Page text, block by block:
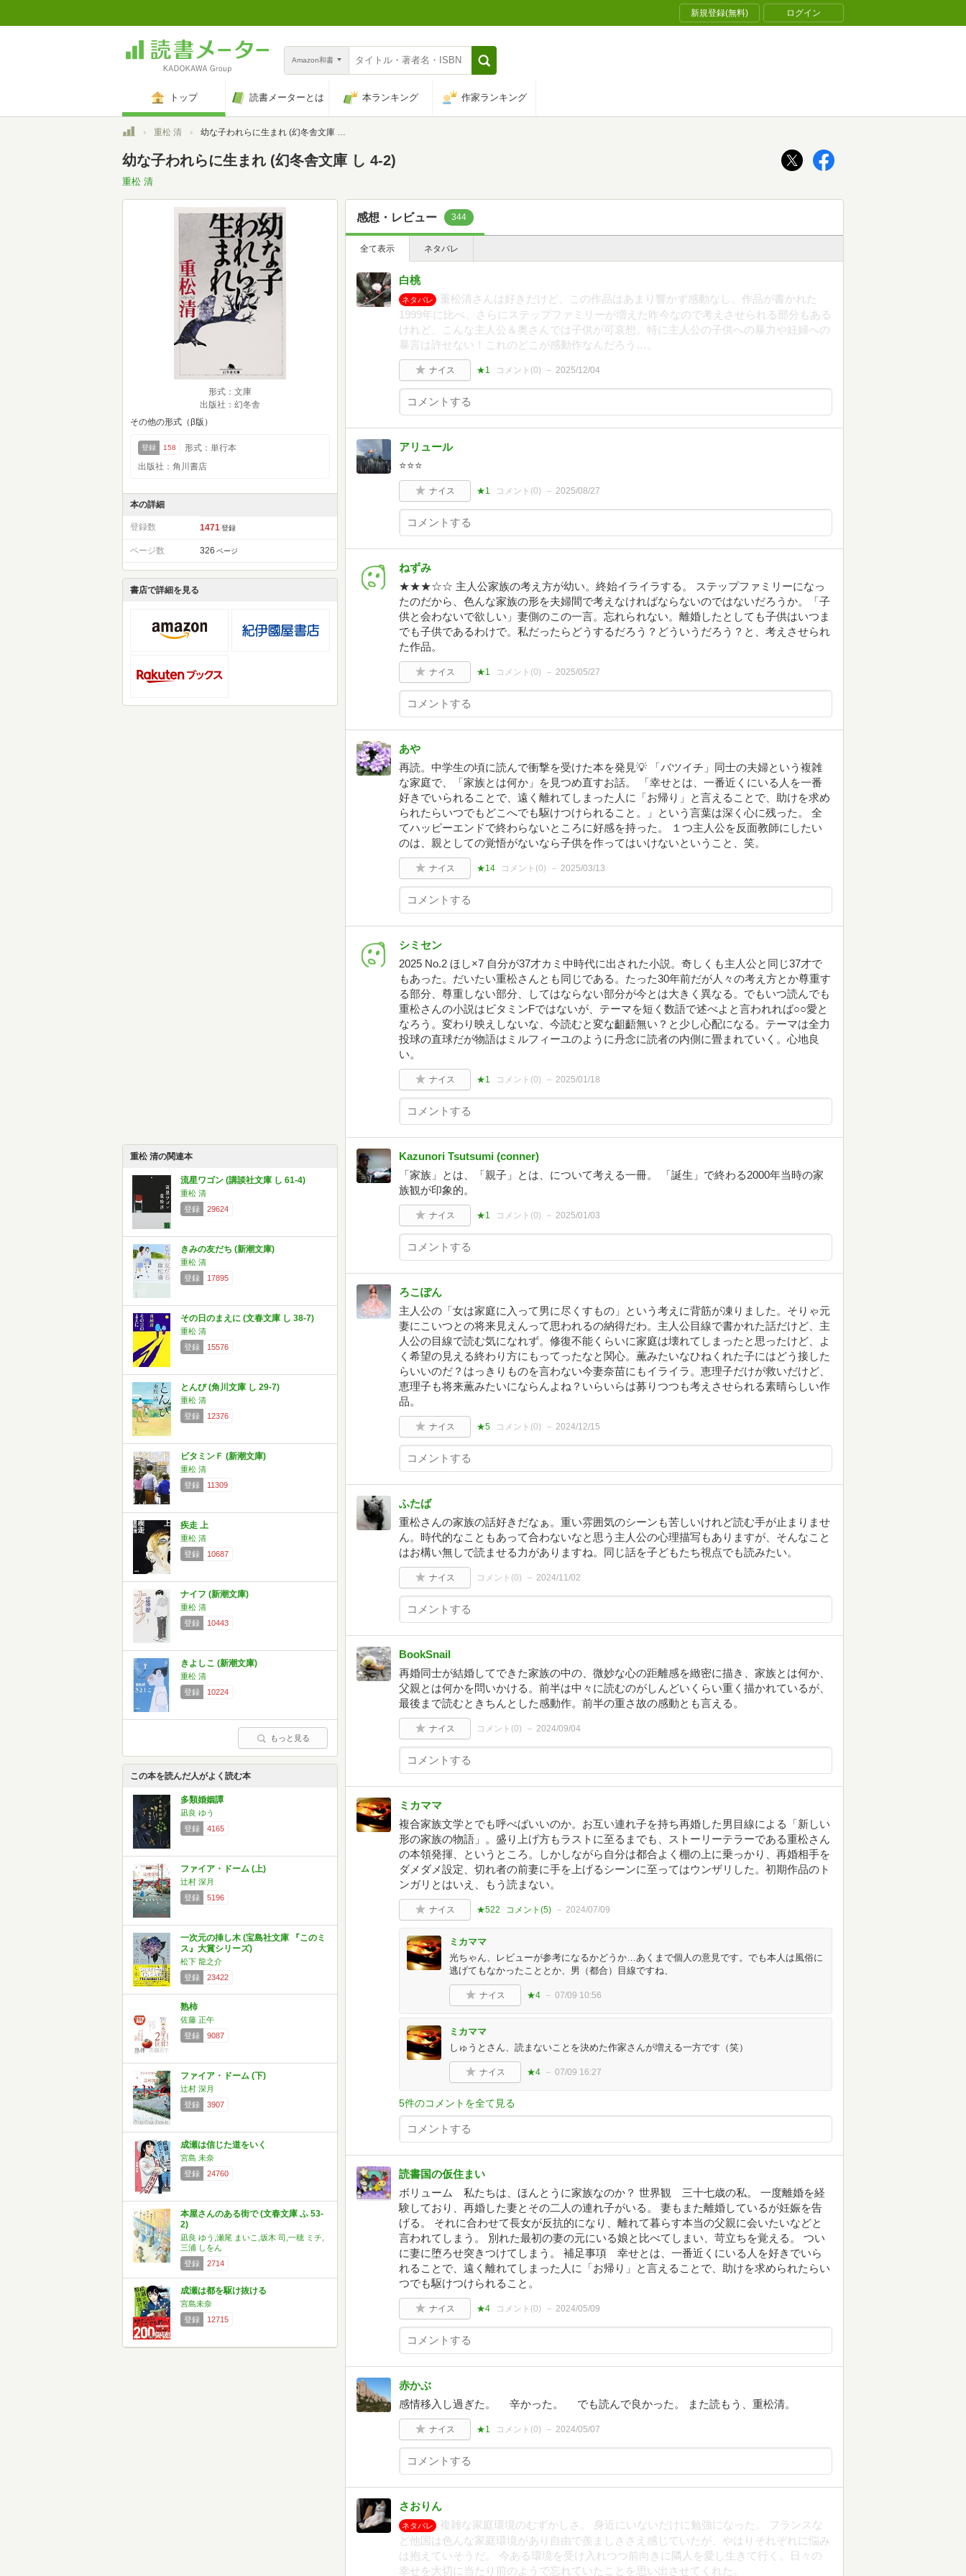
新規登録(無料) ログイン
Amazon和書
トップ 読書メーターとは 本ランキング 作家ランキング
トップ重松 清 幼な子われらに生まれ (幻冬舎文庫 し 4-2)
幼な子われらに生まれ (幻冬舎文庫 し 4-2)
重松 清
形式：文庫
出版社：幻冬舎
その他の形式（β版）
登録 158
形式：単行本
出版社：角川書店
本の詳細
登録数 1471 登録
ページ数 326 ページ
書店で詳細を見る
重松 清の関連本
流星ワゴン (講談社文庫 し 61-4)
重松 清
登録
29624
きみの友だち (新潮文庫)
重松 清
登録
17895
その日のまえに (文春文庫 し 38-7)
重松 清
登録
15576
とんび (角川文庫 し 29-7)
重松 清
登録
12376
ビタミンＦ (新潮文庫)
重松 清
登録
11309
疾走 上
重松 清
登録
10687
ナイフ (新潮文庫)
重松 清
登録
10443
きよしこ (新潮文庫)
重松 清
登録
10224
もっと見る
この本を読んだ人がよく読む本
多類婚姻譚
凪良 ゆう
登録
4165
ファイア・ドーム (上)
辻村 深月
登録
5196
一次元の挿し木 (宝島社文庫 『このミ
ス』大賞シリーズ)
松下 龍之介
登録
23422
熟柿
佐藤 正午
登録
9087
ファイア・ドーム (下)
辻村 深月
登録
3907
成瀬は信じた道をいく
宮島 未奈
登録
24760
本屋さんのある街で (文春文庫 ふ 53-
2)
凪良 ゆう,瀬尾 まいこ,坂木 司,一穂 ミチ,
三浦 しをん
登録
2714
成瀬は都を駆け抜ける
宮島未奈
登録
12715
感想・レビュー 344
全て表示 ネタバレ
白桃
ネタバレ
重松清さんは好きだけど、この作品はあまり響かず感動なし。作品が書かれた
1999年に比べ、さらにステップファミリーが増えた昨今なので考えさせられる部分もある
けれど、こんな主人公＆奥さんでは子供が可哀想。特に主人公の子供への暴力や妊婦への
暴言は許せない！これのどこが感動作なんだろう…。
ナイス ★1 コメント(0) 2025/12/04
アリュール
⭐️⭐️⭐️
ナイス ★1 コメント(0) 2025/08/27
ねずみ
★★★☆☆ 主人公家族の考え方が幼い。終始イライラする。 ステップファミリーになっ
たのだから、色んな家族の形を夫婦間で考えなければならないのではないだろうか。「子
供と会わないで欲しい」妻側のこの一言。忘れられない。離婚したとしても子供はいつま
でも子供であるわけで。私だったらどうするだろう？どういうだろう？と、考えさせられ
た作品。
ナイス ★1 コメント(0) 2025/05/27
あや
再読。中学生の頃に読んで衝撃を受けた本を発見💡 「バツイチ」同士の夫婦という複雑
な家庭で、「家族とは何か」を見つめ直すお話。 「幸せとは、一番近くにいる人を一番
好きでいられることで、遠く離れてしまった人に「お帰り」と言えることで、助けを求め
られたらいつでもどこへでも駆けつけられること。」という言葉は深く心に残った。 全
てハッピーエンドで終わらないところに好感を持った。 １つ主人公を反面教師にしたい
のは、親としての覚悟がないなら子供を作ってはいけないということ、笑。
ナイス ★14 コメント(0) 2025/03/13
シミセン
2025 No.2 ほし×7 自分が37才カミ中時代に出された小説。奇しくも主人公と同じ37才で
もあった。だいたい重松さんとも同じである。たった30年前だが人々の考え方とか尊重す
る部分、尊重しない部分、してはならない部分が今とは大きく異なる。でもいつ読んでも
重松さんの小説はビタミンFではないが、テーマを短く数語で述べよと言われれば○○愛と
なろう。変わり映えしないな、今読むと変な齟齬無い？と少し心配になる。テーマは全力
投球の直球だが物語はミルフィーユのように丹念に読者の内側に畳まれていく。心地良
い。
ナイス ★1 コメント(0) 2025/01/18
Kazunori Tsutsumi (conner)
「家族」とは、「親子」とは、について考える一冊。 「誕生」で終わる2000年当時の家
族観が印象的。
ナイス ★1 コメント(0) 2025/01/03
ろこぽん
主人公の「女は家庭に入って男に尽くすもの」という考えに背筋が凍りました。そりゃ元
妻にこいつとの将来見えんって思われるの納得だわ。主人公目線で書かれた話だけど、主
人公の目線で読む気になれず。修復不能くらいに家庭は壊れてしまったと思ったけど、よ
く希望の見える終わり方にもってったなと関心。薫みたいなひねくれた子にはどう接した
らいいのだ？はっきりものを言わない今妻奈苗にもイライラ。恵理子だけが救いだけど、
恵理子も将来薫みたいにならんよね？いらいらは募りつつも考えさせられる素晴らしい作
品。
ナイス ★5 コメント(0) 2024/12/15
ふたば
重松さんの家族の話好きだなぁ。重い雰囲気のシーンも苦しいけれど読む手が止まりませ
ん。時代的なこともあって合わないなと思う主人公の心理描写もありますが、そんなこと
はお構い無しで読ませる力がありますね。同じ話を子どもたち視点でも読みたい。
ナイス コメント(0) 2024/11/02
BookSnail
再婚同士が結婚してできた家族の中の、微妙な心の距離感を緻密に描き、家族とは何か、
父親とは何かを問いかける。前半は中々に読むのがしんどいくらい重く描かれているが、
最後まで読むときちんとした感動作。前半の重さ故の感動とも言える。
ナイス コメント(0) 2024/09/04
ミカママ
複合家族文学とでも呼べばいいのか。お互い連れ子を持ち再婚した男目線による「新しい
形の家族の物語」。盛り上げ方もラストに至るまでも、ストーリーテラーである重松さん
の本領発揮、というところ。しかしながら自分は都合よく棚の上に乗っかり、再婚相手を
ダメダメ設定、切れ者の前妻に手を上げるシーンに至ってはウンザリした。初期作品のト
ンガリとはいえ、もう読まない。
ナイス ★522 コメント(5) 2024/07/09
ミカママ
光ちゃん、レビューが参考になるかどうか…あくまで個人の意見です。でも本人は風俗に
逃げてもなかったこととか、男（都合）目線ですね、
ナイス ★4 07/09 10:56
ミカママ
しゅうとさん、読まないことを決めた作家さんが増える一方です（笑）
ナイス ★4 07/09 16:27
5件のコメントを全て見る
読書国の仮住まい
ボリューム 私たちは、ほんとうに家族なのか？ 世界観 三十七歳の私。 一度離婚を経
験しており、再婚した妻とその二人の連れ子がいる。 妻もまた離婚しているが妊娠を告
げる。 それに合わせて長女が反抗的になり、離れて暮らす本当の父親に会いたいなどと
言われてしまう。 別れた最初の妻の元にいる娘と比べてしまい、苛立ちを覚える。 つい
に妻に堕ろせ突きつけてしまう。 補足事項 幸せとは、一番近くにいる人を好きでいら
れることで、遠く離れてしまった人に「お帰り」と言えることで、助けを求められたらい
つでも駆けつけられること。
ナイス ★4 コメント(0) 2024/05/09
赤かぶ
感情移入し過ぎた。 辛かった。 でも読んで良かった。 また読もう、重松清。
ナイス ★1 コメント(0) 2024/05/07
さおりん
ネタバレ
複雑な家庭環境のむずかしさ。 身近にいないだけに勉強になった。 フランスな
ど他国は色んな家庭環境があり自由で羨ましささえ感じていたが、やはりそれぞれに悩み
は抱えていそうだ。 今ある環境を受け入れつつ前向きに隣人を愛し生きて行く。日々の
幸せを大切に当たり前のようで忘れていたことを思い出させてくれた。